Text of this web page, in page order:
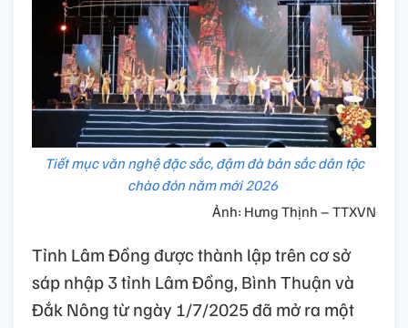
Tiết mục văn nghệ đặc sắc, đậm đà bản sắc dân tộc
chào đón năm mới 2026
Ảnh: Hưng Thịnh – TTXVN
Tỉnh Lâm Đồng được thành lập trên cơ sở
sáp nhập 3 tỉnh Lâm Đồng, Bình Thuận và
Đắk Nông từ ngày 1/7/2025 đã mở ra một